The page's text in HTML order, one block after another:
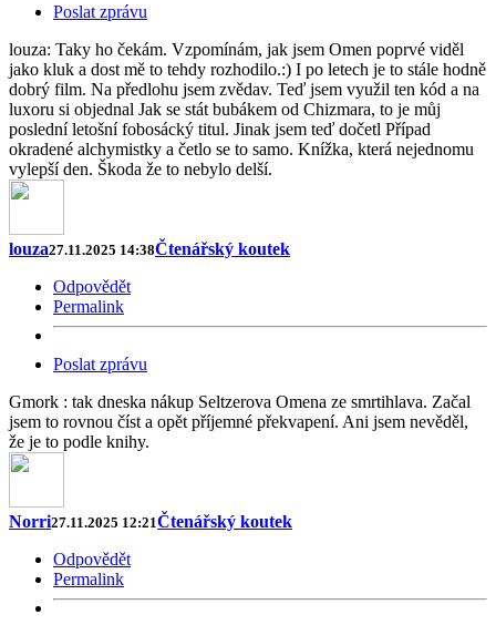
Poslat zprávu
louza: Taky ho čekám. Vzpomínám, jak jsem Omen poprvé viděl
jako kluk a dost mě to tehdy rozhodilo.:) I po letech je to stále hodně
dobrý film. Na předlohu jsem zvědav. Teď jsem využil ten kód a na
luxoru si objednal Jak se stát bubákem od Chizmara, to je můj
poslední letošní fobosácký titul. Jinak jsem teď dočetl Případ
okradené alchymistky a četlo se to samo. Knížka, která nejednomu
vylepší den. Škoda že to nebylo delší.
louza27.11.2025 14:38Čtenářský koutek
Odpovědět
Permalink
Poslat zprávu
Gmork : tak dneska nákup Seltzerova Omena ze smrtihlava. Začal
jsem to rovnou číst a opět příjemné překvapení. Ani jsem nevěděl,
že je to podle knihy.
Norri27.11.2025 12:21Čtenářský koutek
Odpovědět
Permalink